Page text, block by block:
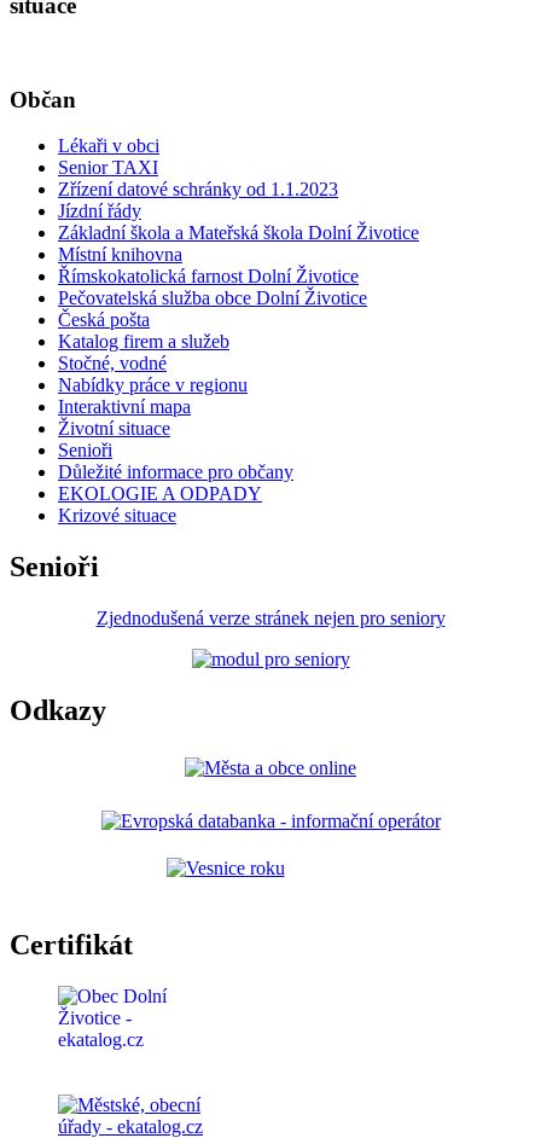
situace
Občan
Lékaři v obci
Senior TAXI
Zřízení datové schránky od 1.1.2023
Jízdní řády
Základní škola a Mateřská škola Dolní Životice
Místní knihovna
Římskokatolická farnost Dolní Životice
Pečovatelská služba obce Dolní Životice
Česká pošta
Katalog firem a služeb
Stočné, vodné
Nabídky práce v regionu
Interaktivní mapa
Životní situace
Senioři
Důležité informace pro občany
EKOLOGIE A ODPADY
Krizové situace
Senioři
Zjednodušená verze stránek nejen pro seniory
Odkazy
Certifikát